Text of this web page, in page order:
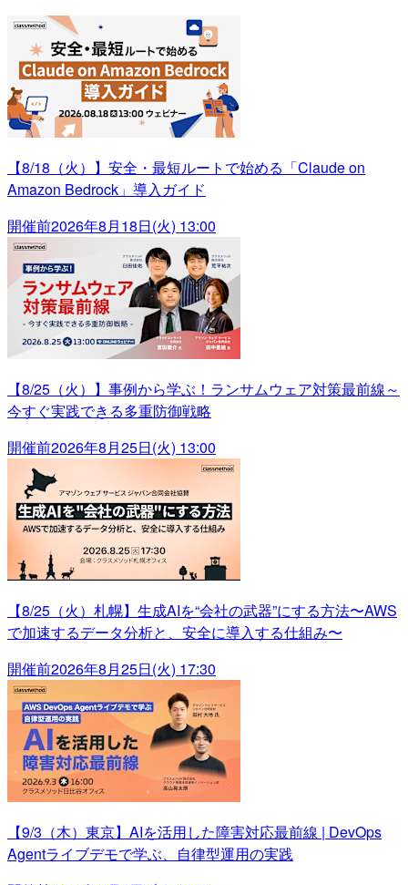
【8/18（火）】安全・最短ルートで始める「Claude on
Amazon Bedrock」導入ガイド
開催前2026年8月18日(火) 13:00
【8/25（火）】事例から学ぶ！ランサムウェア対策最前線～
今すぐ実践できる多重防御戦略
開催前2026年8月25日(火) 13:00
【8/25（火）札幌】生成AIを“会社の武器”にする方法〜AWS
で加速するデータ分析と、安全に導入する仕組み〜
開催前2026年8月25日(火) 17:30
【9/3（木）東京】AIを活用した障害対応最前線 | DevOps
Agentライブデモで学ぶ、自律型運用の実践